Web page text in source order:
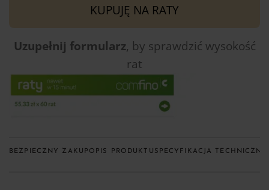
KUPUJĘ NA RATY
Uzupełnij formularz, by sprawdzić wysokość
rat
BEZPIECZNY ZAKUP OPIS PRODUKTU SPECYFIKACJA TECHNICZNA